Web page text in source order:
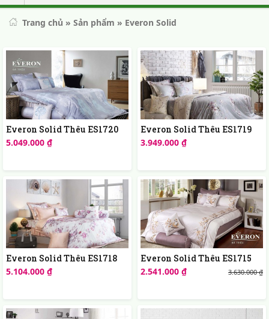
Trang chủ » Sản phẩm » Everon Solid
Everon Solid Thêu ES1720
5.049.000 ₫
Everon Solid Thêu ES1719
3.949.000 ₫
Everon Solid Thêu ES1718
5.104.000 ₫
Everon Solid Thêu ES1715
3.630.000 ₫
2.541.000 ₫